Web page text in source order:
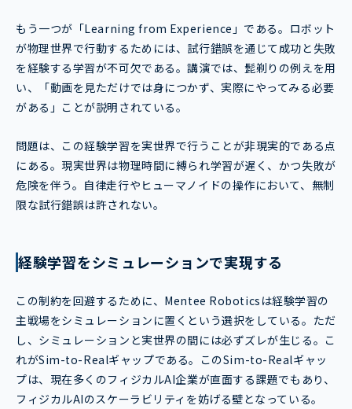
もう一つが「Learning from Experience」である。ロボット
が物理世界で行動するためには、試行錯誤を通じて成功と失敗
を経験する学習が不可欠である。講演では、髭剃りの例えを用
い、「動画を見ただけでは身につかず、実際にやってみる必要
がある」ことが説明されている。
問題は、この経験学習を実世界で行うことが非現実的である点
にある。現実世界は物理時間に縛られ学習が遅く、かつ失敗が
危険を伴う。自律走行やヒューマノイドの操作において、無制
限な試行錯誤は許されない。
経験学習をシミュレーションで実現する
この制約を回避するために、Mentee Roboticsは経験学習の
主戦場をシミュレーションに置くという選択をしている。ただ
し、シミュレーションと実世界の間には必ずズレが生じる。こ
れがSim-to-Realギャップである。このSim-to-Realギャッ
プは、現在多くのフィジカルAI企業が直面する課題でもあり、
フィジカルAIのスケーラビリティを妨げる壁となっている。